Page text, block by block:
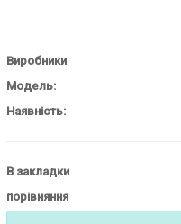
Виробники
Модель:
Наявність:
В закладки
порівняння